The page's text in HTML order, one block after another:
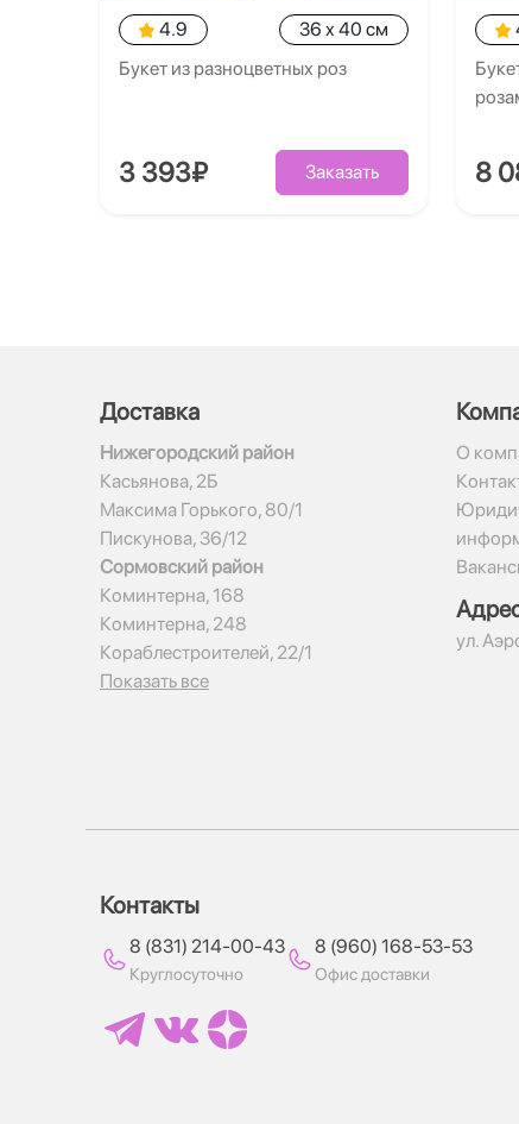
4.9
36 x 40 см
Букет из разноцветных роз
3 393₽ Заказать 8
Доставка
Нижегородский район
Касьянова, 2Б
Максима Горького, 80/1
Пискунова, 36/12
Сормовский район
Коминтерна, 168
Коминтерна, 248
Кораблестроителей, 22/1
Показать все
О
ул.
Контакты
8 (831) 214-00-43
Круглосуточно
8 (960) 168-53-53
Офис доставки